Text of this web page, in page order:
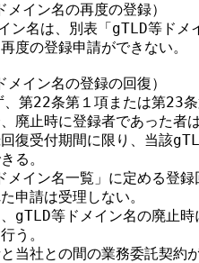
イン名の再度の登録）
名は、別表「gTLD等ドメ
度の登録申請ができない。
イン名の登録の回復）
第22条第１項または第23
廃止時に登録者であった者
復受付期間に限り、当該
る。
イン名一覧」に定める登録
申請は受理しない。
gTLD等ドメイン名の廃止時
う。
当社との間の業務委託契約